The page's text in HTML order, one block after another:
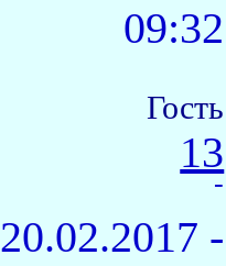
09:32
Гость
13
-
20.02.2017 -